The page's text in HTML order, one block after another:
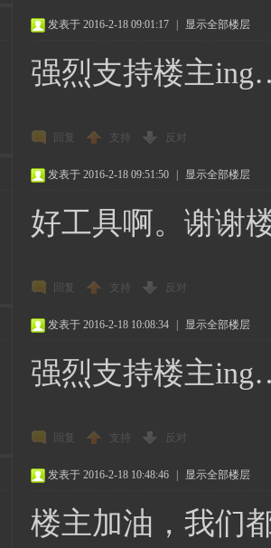
发表于 2016-2-18 09:01:17 显示全部楼层
强烈支持楼主
回复 支持 反对
发表于 2016-2-18 09:51:50 显示全部楼层
好工具啊。谢谢
回复 支持 反对
发表于 2016-2-18 10:08:34 显示全部楼层
强烈支持楼主
回复 支持 反对
发表于 2016-2-18 10:48:46 显示全部楼层
楼主加油，我们